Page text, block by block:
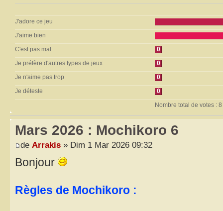
J'adore ce jeu
J'aime bien
C'est pas mal
0
Je préfère d'autres types de jeux
0
Je n'aime pas trop
0
Je déteste
0
Nombre total de votes : 8
Mars 2026 : Mochikoro 6
de Arrakis » Dim 1 Mar 2026 09:32
Bonjour
Règles de Mochikoro :